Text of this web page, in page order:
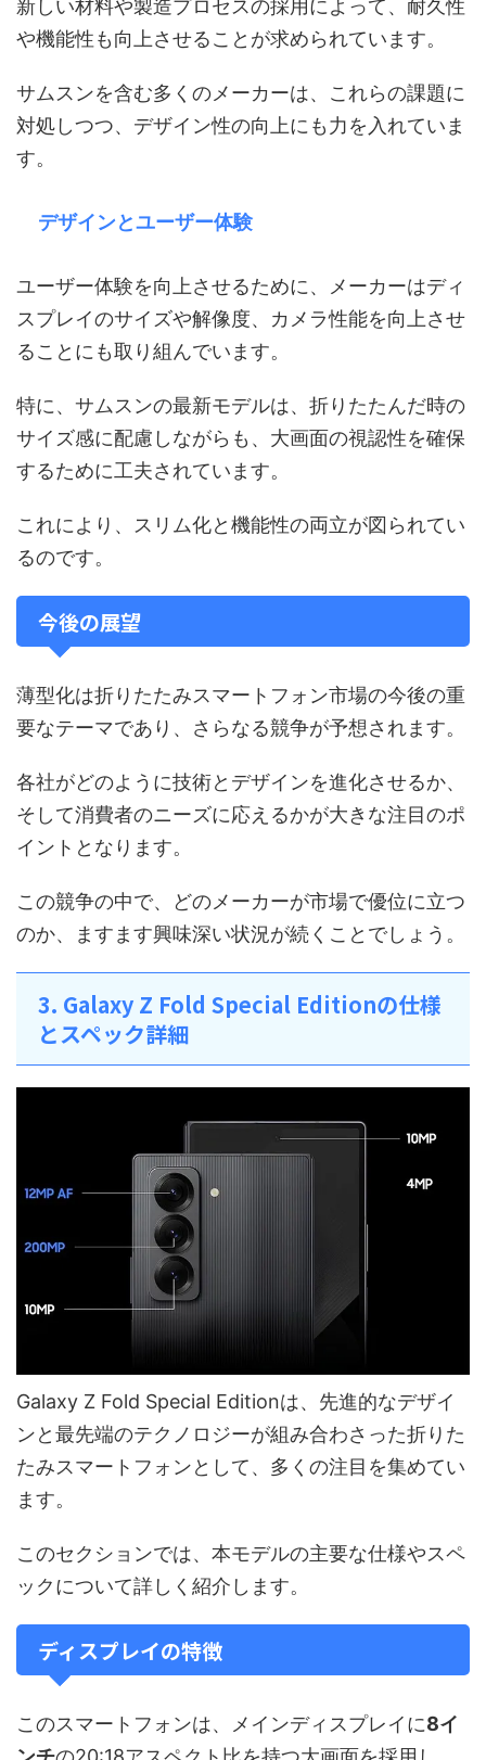
新しい材料や製造プロセスの採用によって、耐久性
や機能性も向上させることが求められています。
サムスンを含む多くのメーカーは、これらの課題に
対処しつつ、デザイン性の向上にも力を入れていま
す。
デザインとユーザー体験
ユーザー体験を向上させるために、メーカーはディ
スプレイのサイズや解像度、カメラ性能を向上させ
ることにも取り組んでいます。
特に、サムスンの最新モデルは、折りたたんだ時の
サイズ感に配慮しながらも、大画面の視認性を確保
するために工夫されています。
これにより、スリム化と機能性の両立が図られてい
るのです。
今後の展望
薄型化は折りたたみスマートフォン市場の今後の重
要なテーマであり、さらなる競争が予想されます。
各社がどのように技術とデザインを進化させるか、
そして消費者のニーズに応えるかが大きな注目のポ
イントとなります。
この競争の中で、どのメーカーが市場で優位に立つ
のか、ますます興味深い状況が続くことでしょう。
3. Galaxy Z Fold Special Editionの仕様
とスペック詳細
Galaxy Z Fold Special Editionは、先進的なデザイ
ンと最先端のテクノロジーが組み合わさった折りた
たみスマートフォンとして、多くの注目を集めてい
ます。
このセクションでは、本モデルの主要な仕様やスペ
ックについて詳しく紹介します。
ディスプレイの特徴
このスマートフォンは、メインディスプレイに8イ